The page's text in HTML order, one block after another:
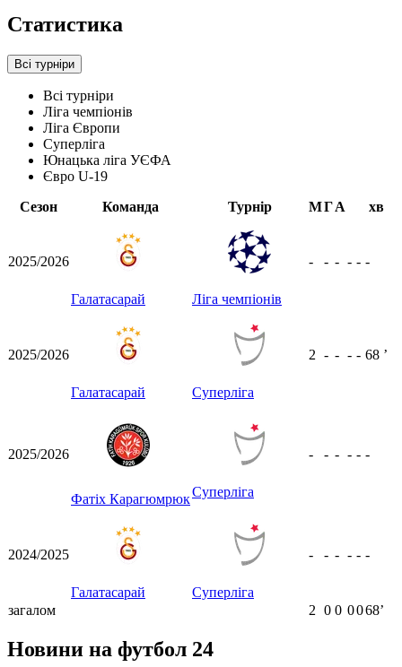
Статистика
Всі турніри
Всі турніри
Ліга чемпіонів
Ліга Європи
Суперліга
Юнацька ліга УЄФА
Євро U-19
Сезон
Команда Турнір МГА хв
2025/2026
Галатасарай Ліга чемпіонів
- - - - - -
2025/2026
Галатасарай Суперліга
2 - - - - 68 ʼ
2025/2026
Фатіх КарагюмрюкСуперліга
- - - - - -
2024/2025
Галатасарай Суперліга
- - - - - -
загалом 2 0 0 0068ʼ
Новини на футбол 24